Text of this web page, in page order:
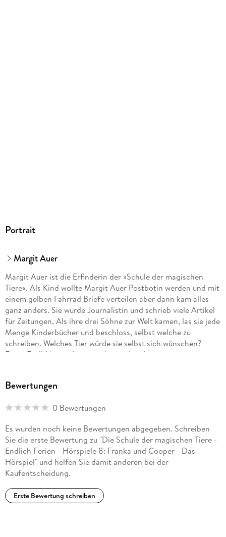
Portrait
Margit Auer
Margit Auer ist die Erfinderin der »Schule der magischen
Tiere«. Als Kind wollte Margit Auer Postbotin werden und mit
einem gelben Fahrrad Briefe verteilen aber dann kam alles
ganz anders. Sie wurde Journalistin und schrieb viele Artikel
für Zeitungen. Als ihre drei Söhne zur Welt kamen, las sie jede
Menge Kinderbücher und beschloss, selbst welche zu
schreiben. Welches Tier würde sie selbst sich wünschen?
Einen Esel! Margit Auer wurde mit dem Leipziger
Bewertungen
0 Bewertungen
Es wurden noch keine Bewertungen abgegeben. Schreiben
Sie die erste Bewertung zu "Die Schule der magischen Tiere -
Endlich Ferien - Hörspiele 8: Franka und Cooper - Das
Hörspiel" und helfen Sie damit anderen bei der
Kaufentscheidung.
Erste Bewertung schreiben